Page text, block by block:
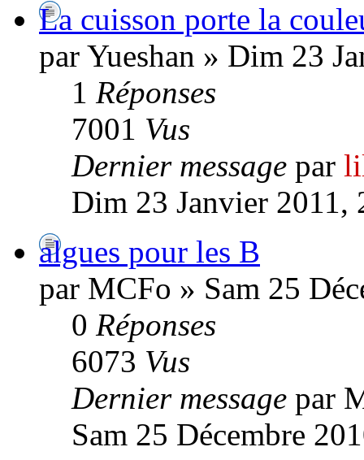
La cuisson porte la
par Yueshan » Dim 23
1 Réponses
7001 Vus
Dernier message par
Dim 23 Janvier 2011,
algues pour les B
par MCFo » Sam 25
0 Réponses
6073 Vus
Dernier message par
Sam 25 Décembre